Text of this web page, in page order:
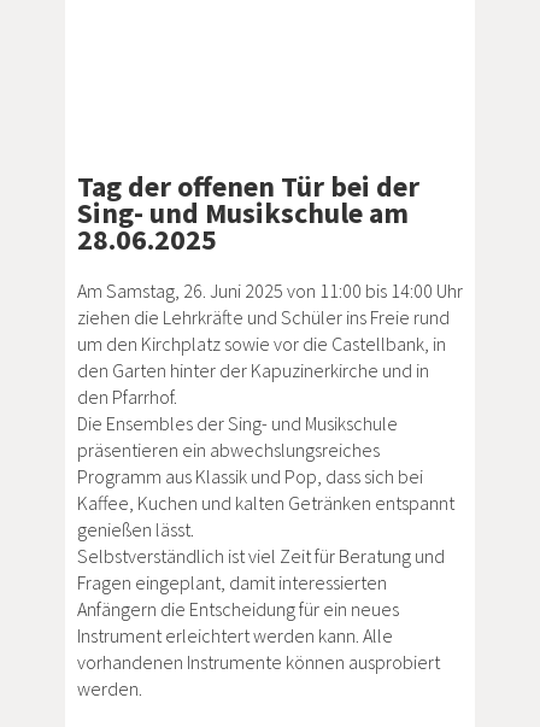
Tag der offenen Tür bei der
Sing- und Musikschule am
28.06.2025
Am Samstag, 26. Juni 2025 von 11:00 bis 14:00 Uhr
ziehen die Lehrkräfte und Schüler ins Freie rund
um den Kirchplatz sowie vor die Castellbank, in
den Garten hinter der Kapuzinerkirche und in
den Pfarrhof.
Die Ensembles der Sing- und Musikschule
präsentieren ein abwechslungsreiches
Programm aus Klassik und Pop, dass sich bei
Kaffee, Kuchen und kalten Getränken entspannt
genießen lässt.
Selbstverständlich ist viel Zeit für Beratung und
Fragen eingeplant, damit interessierten
Anfängern die Entscheidung für ein neues
Instrument erleichtert werden kann. Alle
vorhandenen Instrumente können ausprobiert
werden.